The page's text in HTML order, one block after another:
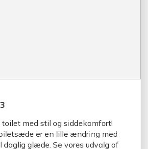
toilet med stil og siddekomfort!
er en lille ændring med
glæde. Se vores udvalg af